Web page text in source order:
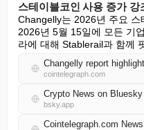
스테이블코인 사용 증가 강
Changelly는 2026년 주요 스
2026년 5월 15일에 모든 기
라에 대해 Stablerail과 함께
cointelegraph.com
Crypto News on
bsky.app
Cointelegraph.com